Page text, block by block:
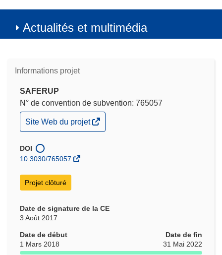
Actualités et multimédia
Informations projet
SAFERUP
N° de convention de subvention: 765057
(s’ouvre
dans
nouvelle
fenêtre)
Site Web du projet
DOI
10.3030/765057
Projet clôturé
Date de signature de la CE
3 Août 2017
Date de début
1 Mars 2018
Date de fin
31 Mai 2022